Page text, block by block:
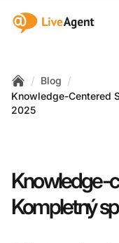
:site.title
Home
/ Blog /
Knowledge-Centered
2025
Knowledge-
Kompletný